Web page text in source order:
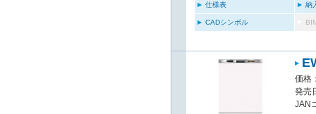
仕様表 納
CADシンボル
価格
発売
JAN